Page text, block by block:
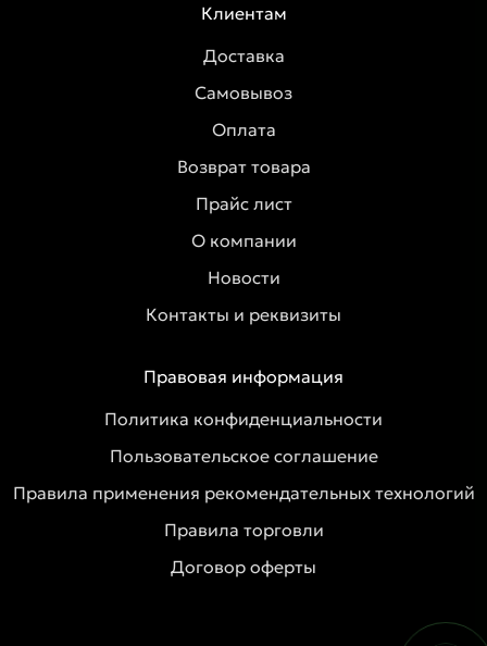
Клиентам
Доставка
Самовывоз
Оплата
Возврат товара
Прайс лист
О компании
Новости
Контакты и реквизиты
Правовая информация
Политика конфиденциальности
Пользовательское соглашение
Правила применения рекомендательных технологий
Правила торговли
Договор оферты